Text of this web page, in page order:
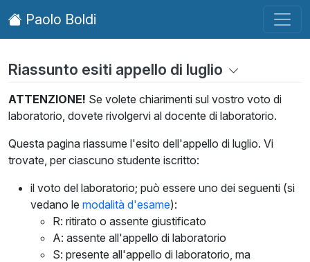
Paolo Boldi
Riassunto esiti appello di luglio
ATTENZIONE! Se volete chiarimenti sul vostro voto di
laboratorio, dovete rivolgervi al docente di laboratorio.
Questa pagina riassume l'esito dell'appello di luglio. Vi
trovate, per ciascuno studente iscritto:
il voto del laboratorio; può essere uno dei seguenti (si
vedano le modalità d'esame):
R: ritirato o assente giustificato
A: assente all'appello di laboratorio
S: presente all'appello di laboratorio, ma